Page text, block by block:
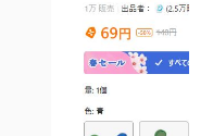
すね、2個と...